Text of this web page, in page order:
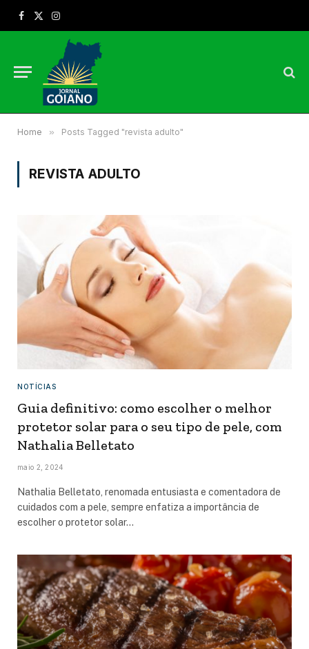
Facebook
X
Instagram
Home » Posts Tagged "revista adulto"
REVISTA ADULTO
NOTÍCIAS
Guia definitivo: como escolher o melhor
protetor solar para o seu tipo de pele, com
Nathalia Belletato
maio 2, 2024
Nathalia Belletato, renomada entusiasta e comentadora de
cuidados com a pele, sempre enfatiza a importância de
escolher o protetor solar…